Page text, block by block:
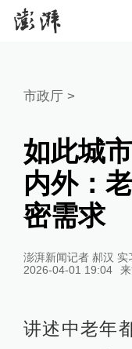
市政厅>
如此城
内外：
密需求
澎湃新闻记者 郝汉 实
2026-04-01 19:04
来
讲述中老年